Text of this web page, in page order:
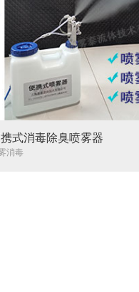
式消毒除臭喷雾器
消毒